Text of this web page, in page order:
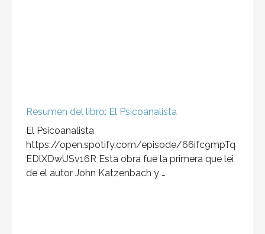
Resumen del libro: El Psicoanalista
El Psicoanalista
https://open.spotify.com/episode/66ifc9mpTq
EDlXDwUSv16R Esta obra fue la primera que lei
de el autor John Katzenbach y …